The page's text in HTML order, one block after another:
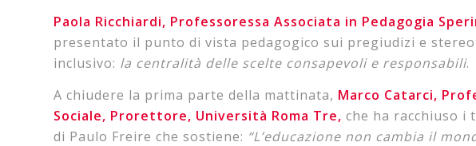
Paola Ricchiardi, Professoressa Associata in Pedagogia
presentato il punto di vista pedagogico sui pregiudizi e
inclusivo: la centralità delle scelte consapevoli e responsabili.
A chiudere la prima parte della mattinata, Marco Catarci,
Sociale, Prorettore, Università Roma Tre, che ha racchiuso
di Paulo Freire che sostiene: “L’educazione non cambia il